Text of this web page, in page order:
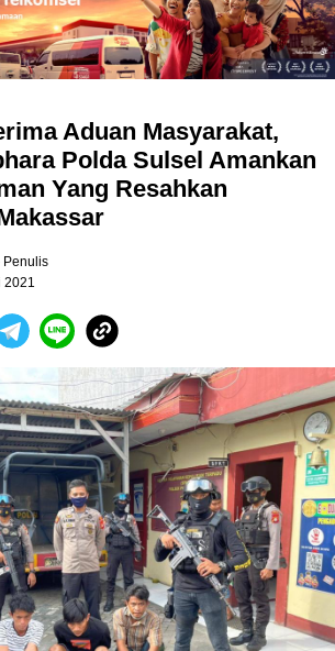
Aduan Masyarakat,
Polda Sulsel Amankan
Yang Resahkan
Penulis
2021